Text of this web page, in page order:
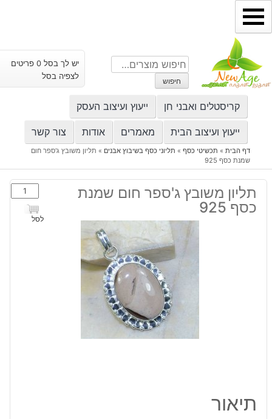
דילוג
לתוכן
חיפוש
עבור:
חיפוש
יש לך בסל 0 פריטים
לצפיה בסל
קריסטלים ואבני חן ייעוץ ועיצוב העסק
ייעוץ ועיצוב הבית מאמרים אודות צור קשר
דף הבית» תכשיטי כסף» תליוני כסף בשיבוץ אבנים » תליון משובץ ג'ספר חום
שמנת כסף 925
תליון משובץ ג'ספר חום שמנת
כסף 925
כמות
של
תליון
לסל
תיאור